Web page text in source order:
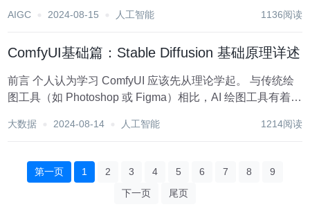
AIGC 2024-08-15 人工智能 1136阅读
ComfyUI基础篇：Stable Diffusion 基础原理详述
前言 个人认为学习 ComfyUI 应该先从理论学起。 与传统绘
图工具（如 Photoshop 或 Figma）相比，AI 绘图工具有着显
的，这意味着即使你更改了某个配置，界面上也未必会有任
大数据 2024-08-14 人工智能 1214阅读
第一页 1 2 3 4 5 6 7 8
9
下一页
尾页